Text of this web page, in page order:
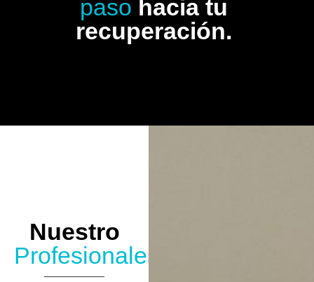
paso hacia tu
recuperación.
Nuestro
Profesionales